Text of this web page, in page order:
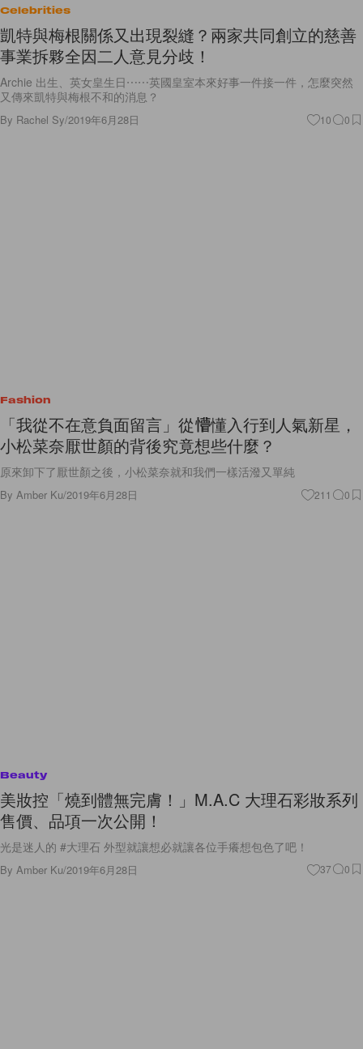
Celebrities
凱特與梅根關係又出現裂縫？兩家共同創立的慈善
事業拆夥全因二人意見分歧！
Archie 出生、英女皇生日⋯⋯英國皇室本來好事一件接一件，怎麼突然
又傳來凱特與梅根不和的消息？
By Rachel Sy/2019年6月28日 10 0
Fashion
「我從不在意負面留言」從懵懂入行到人氣新星，
小松菜奈厭世顏的背後究竟想些什麼？
原來卸下了厭世顏之後，小松菜奈就和我們一樣活潑又單純
By Amber Ku/2019年6月28日 211 0
Beauty
美妝控「燒到體無完膚！」M.A.C 大理石彩妝系列
售價、品項一次公開！
光是迷人的 #大理石 外型就讓想必就讓各位手癢想包色了吧！
By Amber Ku/2019年6月28日 37 0